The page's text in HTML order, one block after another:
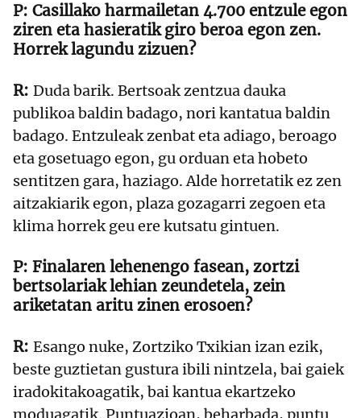
Casillako harmailetan 4.700 entzule egon
ziren eta hasieratik giro beroa egon zen.
Horrek lagundu zizuen?
Duda barik. Bertsoak zentzua dauka
publikoa baldin badago, nori kantatua baldin
badago. Entzuleak zenbat eta adiago, beroago
eta gosetuago egon, gu orduan eta hobeto
sentitzen gara, haziago. Alde horretatik ez zen
aitzakiarik egon, plaza gozagarri zegoen eta
klima horrek geu ere kutsatu gintuen.
Finalaren lehenengo fasean, zortzi
bertsolariak lehian zeundetela, zein
ariketatan aritu zinen erosoen?
Esango nuke, Zortziko Txikian izan ezik,
beste guztietan gustura ibili nintzela, bai gaiek
iradokitakoagatik, bai kantua ekartzeko